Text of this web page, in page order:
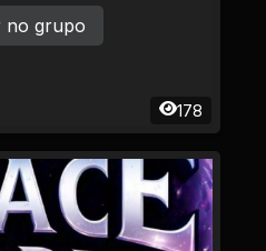
178
no grupo